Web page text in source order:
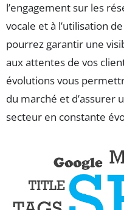
l’engagement sur les
vocale et à l’utilisation
pourrez garantir une
aux attentes de vos
évolutions vous
du marché et d’assurer
secteur en constante